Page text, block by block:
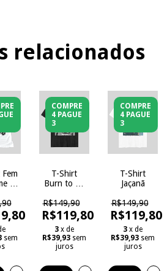
relacionados
to
sem
COMPRE
4 PAGUE
3
T-Shirt
Burn to be
R$149,90
R$119,80
3 x de
R$39,93 sem
juros
COMPRE
4 PAGUE
3
T-Shirt
Jaçanã
R$149,90
R$119,80
3 x de
R$39,93 sem
juros